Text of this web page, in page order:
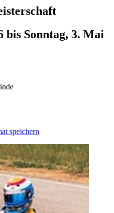
bis Sonntag, 3. Mai
speichern